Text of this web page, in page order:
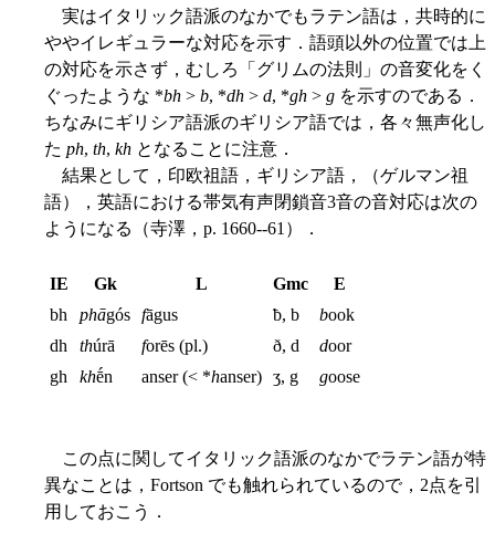
実はイタリック語派のなかでもラテン語は，共時的に
ややイレギュラーな対応を示す．語頭以外の位置では上
の対応を示さず，むしろ「グリムの法則」の音変化をく
ぐったような *bh > b, *dh > d, *gh > g を示すのである．
ちなみにギリシア語派のギリシア語では，各々無声化し
た ph, th, kh となることに注意．
結果として，印欧祖語，ギリシア語，（ゲルマン祖
語），英語における帯気有声閉鎖音3音の音対応は次の
ようになる（寺澤，p. 1660--61）．
IE Gk L Gmc
E
bh
phāgós fāgus ƀ, b book
dh
thúrā forēs (pl.) ð, d door
gh
khḗn anser (< *hanser) ʒ, g goose
この点に関してイタリック語派のなかでラテン語が特
異なことは，Fortson でも触れられているので，2点を引
用しておこう．